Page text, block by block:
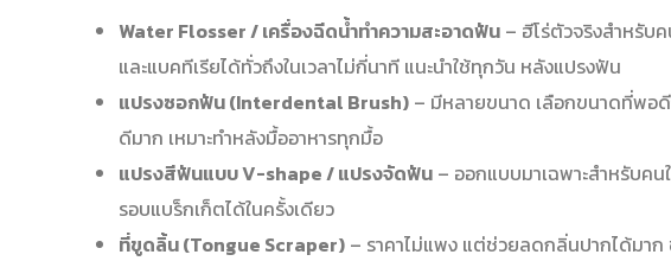
Water Flosser / เครื่องฉีดน้ำทำความสะอาดฟัน– ฮีโร่ตัวจริงสำหรับ
และแบคทีเรียได้ทั่วถึงในเวลาไม่กี่นาที แนะนำใช้ทุกวัน หลังแปรงฟัน
แปรงซอกฟัน (Interdental Brush)– มีหลายขนาด เลือกขนาดที่พอ
ดีมาก เหมาะทำหลังมื้ออาหารทุกมื้อ
แปรงสีฟันแบบ V-shape / แปรงจัดฟัน– ออกแบบมาเฉพาะสำหรับคน
รอบแบร็กเก็ตได้ในครั้งเดียว
ที่ขูดลิ้น (Tongue Scraper)– ราคาไม่แพง แต่ช่วยลดกลิ่นปากได้มา